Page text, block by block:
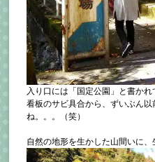
入り口には「国定公園」と書かれ
看板のサビ具合から、ずいぶん
ね。。。（笑）
自然の地形を生かした山間いに、